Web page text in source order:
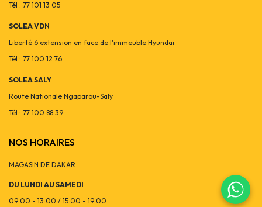
Tél : 77 101 13 05
SOLEA VDN
Liberté 6 extension en face de l'immeuble Hyundai
Tél : 77 100 12 76
SOLEA SALY
Route Nationale Ngaparou-Saly
Tél : 77 100 88 39
NOS HORAIRES
MAGASIN DE DAKAR
DU LUNDI AU SAMEDI
09:00 - 13:00 / 15:00 - 19:00